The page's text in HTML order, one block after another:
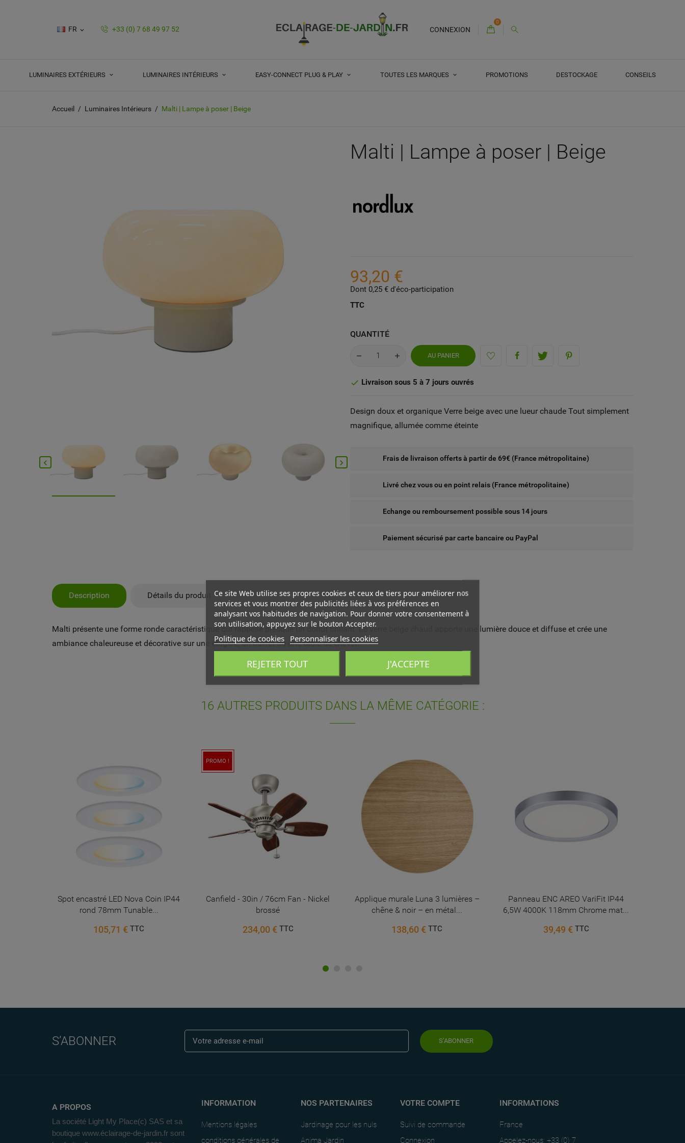
FR  +33 (0) 7 68 49 97 52 CONNEXION
0
LUMINAIRES EXTÉRIEURS LUMINAIRES INTÉRIEURS EASY-CONNECT PLUG & PLAY TOUTES LES MARQUES PROMOTIONS DESTOCKAGE CONSEILS
Accueil Luminaires Intérieurs Malti | Lampe à poser | Beige
 
Malti | Lampe à poser | Beige
93,20 €
Dont 0,25 € d'éco-participation
TTC
QUANTITÉ
AU PANIER
 Livraison sous 5 à 7 jours ouvrés
Design doux et organique Verre beige avec une lueur chaude Tout simplement
magnifique, allumée comme éteinte
Frais de livraison offerts à partir de 69€ (France métropolitaine)
Livré chez vous ou en point relais (France métropolitaine)
Echange ou remboursement possible sous 14 jours
Paiement sécurisé par carte bancaire ou PayPal
Description Détails du produit
Malti présente une forme ronde caractéristique qui rappelle presque un donut brillant. Le verre beige chaud apporte une lumière douce et diffuse et crée une
ambiance chaleureuse et décorative sur une étagère, un buffet ou une table de chevet.
16 AUTRES PRODUITS DANS LA MÊME CATÉGORIE :
Spot encastré LED Nova Coin IP44
rond 78mm Tunable...
105,71 €TTC
PROMO !
Canfield - 30in / 76cm Fan - Nickel
brossé
234,00 € TTC
Applique murale Luna 3 lumières –
chêne & noir – en métal...
138,60 €TTC
Panneau ENC AREO VariFit IP44
6,5W 4000K 118mm Chrome mat...
39,49 € TTC
S’ABONNER S’ABONNER
A PROPOS
La société Light My Place(c) SAS et sa
boutique www.éclairage-de-jardin.fr sont
INFORMATION
Mentions légales
conditions générales de
NOS PARTENAIRES
Jardinage pour les nuls
Anima Jardin
VOTRE COMPTE
Suivi de commande
Connexion
INFORMATIONS
France
Appelez-nous: +33 (0) 7
MY WISHLISTS
add_circle_outlineCreate new list
CRÉER UNE LISTE D'ENVIES
NOM DE LA LISTE D'ENVIES
CONNEXION
Ce site Web utilise ses propres cookies et ceux de tiers pour améliorer nos
services et vous montrer des publicités liées à vos préférences en
analysant vos habitudes de navigation. Pour donner votre consentement à
son utilisation, appuyez sur le bouton Accepter.
Politique de cookies Personnaliser les cookies
REJETER TOUT J'ACCEPTE